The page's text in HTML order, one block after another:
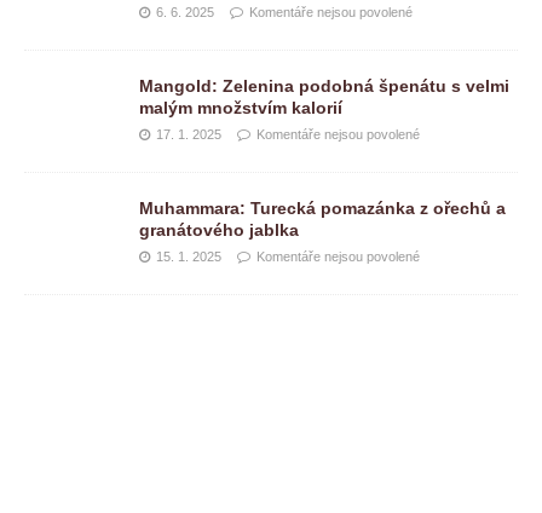
6. 6. 2025 Komentáře nejsou povolené
Mangold: Zelenina podobná špenátu s velmi
malým množstvím kalorií
17. 1. 2025 Komentáře nejsou povolené
Muhammara: Turecká pomazánka z ořechů a
granátového jablka
15. 1. 2025 Komentáře nejsou povolené